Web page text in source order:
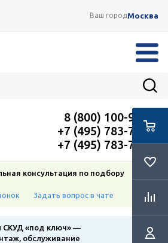
Ваш городМосква
8 (800) 100-91-12
+7 (495) 783-72-87
+7 (495) 783-72-87
консультация по подбору
Задать вопрос в чате
СКУД «под ключ» —
обслуживание